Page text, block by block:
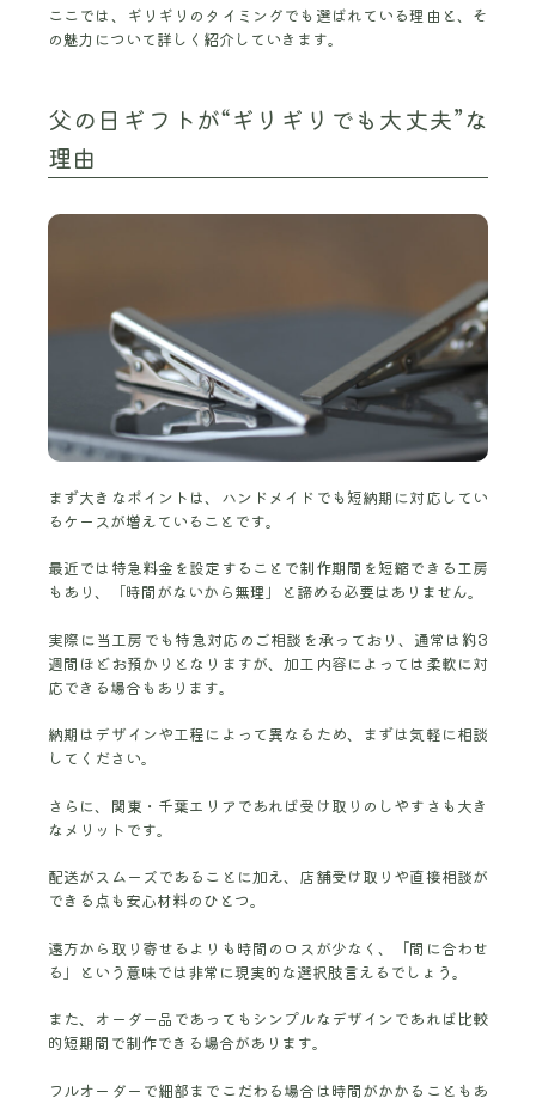
ここでは、ギリギリのタイミングでも選ばれている理由と、そ
の魅力について詳しく紹介していきます。
父の日ギフトが“ギリギリでも大丈夫”な
理由
まず大きなポイントは、ハンドメイドでも短納期に対応してい
るケースが増えていることです。
最近では特急料金を設定することで制作期間を短縮できる工房
もあり、「時間がないから無理」と諦める必要はありません。
実際に当工房でも特急対応のご相談を承っており、通常は約3
週間ほどお預かりとなりますが、加工内容によっては柔軟に対
応できる場合もあります。
納期はデザインや工程によって異なるため、まずは気軽に相談
してください。
さらに、関東・千葉エリアであれば受け取りのしやすさも大き
なメリットです。
配送がスムーズであることに加え、店舗受け取りや直接相談が
できる点も安心材料のひとつ。
遠方から取り寄せるよりも時間のロスが少なく、「間に合わせ
る」という意味では非常に現実的な選択肢言えるでしょう。
また、オーダー品であってもシンプルなデザインであれば比較
的短期間で制作できる場合があります。
フルオーダーで細部までこだわる場合は時間がかかることもあ